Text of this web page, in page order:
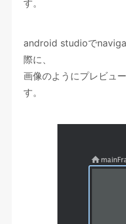
す。
android studioで
際に、
画像のようにプレビュ
す。